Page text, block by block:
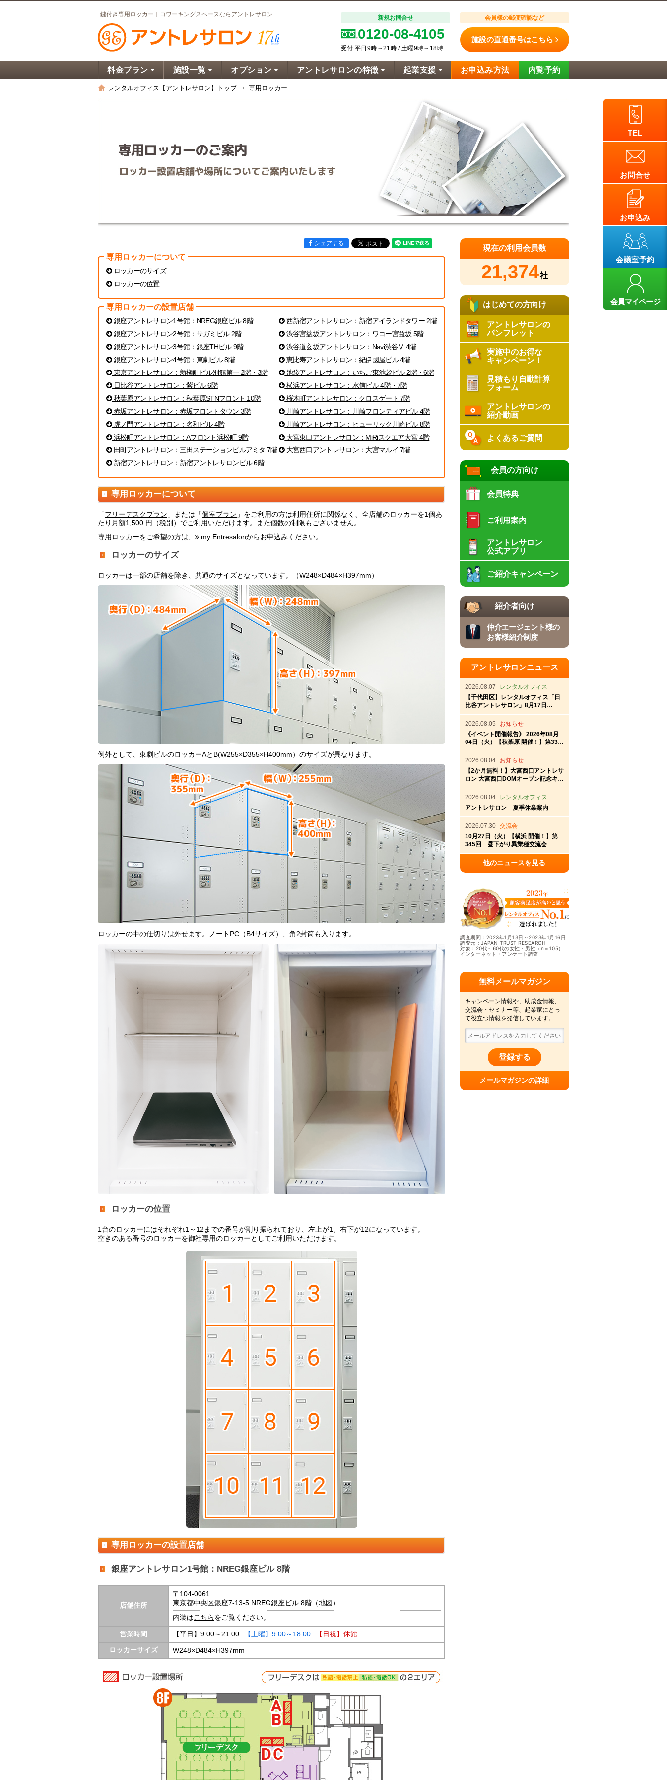
鍵付き専用ロッカー｜コワーキングスペースならアントレサロン 新規お問合せ
0120-08-4105
受付 平日9時～21時 / 土曜9時～18時
会員様の郵便確認など
施設の直通番号はこちら
料金プラン 施設一覧 オプション アントレサロンの特徴 起業支援 お申込み方法 内覧予約
レンタルオフィス【アントレサロン】トップ 専用ロッカー
シェアする
専用ロッカーについて
ロッカーのサイズ
ロッカーの位置
専用ロッカーの設置店舗
銀座アントレサロン1号館：NREG銀座ビル 8階
銀座アントレサロン2号館：サガミビル 2階
銀座アントレサロン3号館：銀座THビル 9階
銀座アントレサロン4号館：東劇ビル 8階
東京アントレサロン：新槇町ビル別館第一 2階・3階
日比谷アントレサロン：紫ビル 6階
秋葉原アントレサロン：秋葉原STNフロント 10階
赤坂アントレサロン：赤坂フロントタウン 3階
虎ノ門アントレサロン：名和ビル 4階
浜松町アントレサロン：Aフロント浜松町 9階
田町アントレサロン：三田ステーションビルアミタ 7階
新宿アントレサロン：新宿アントレサロンビル 6階
西新宿アントレサロン：新宿アイランドタワー 2階
渋谷宮益坂アントレサロン：ワコー宮益坂 5階
渋谷道玄坂アントレサロン：Navi渋谷Ⅴ 4階
恵比寿アントレサロン：紀伊國屋ビル 4階
池袋アントレサロン：いちご東池袋ビル 2階・6階
横浜アントレサロン：水信ビル 4階・7階
桜木町アントレサロン：クロスゲート 7階
川崎アントレサロン：川崎フロンティアビル 4階
川崎アントレサロン：ヒューリック川崎ビル 8階
大宮東口アントレサロン：MiRiスクエア大宮 4階
大宮西口アントレサロン：大宮マルイ 7階
専用ロッカーについて
「 フリーデスクプラン 」または「 個室プラン 」をご利用の方は利用住所に関係なく、全店舗のロッカーを1個あ
たり月額1,500 円（税別）でご利用いただけます。また個数の制限もございません。
専用ロッカーをご希望の方は、
my Entresalonからお申込みください。
ロッカーのサイズ
ロッカーは一部の店舗を除き、共通のサイズとなっています。（W248×D484×H397mm）
例外として、東劇ビルのロッカーAとB(W255×D355×H400mm）のサイズが異なります。
ロッカーの中の仕切りは外せます。ノートPC（B4サイズ）、角2封筒も入ります。
ロッカーの位置
1台のロッカーにはそれぞれ1～12までの番号が割り振られており、左上が1、右下が12になっています。
空きのある番号のロッカーを御社専用のロッカーとしてご利用いただけます。
専用ロッカーの設置店舗
銀座アントレサロン1号館：NREG銀座ビル 8階
店舗住所
〒104-0061
東京都中央区銀座7-13-5 NREG銀座ビル 8階（地図 ）
内装はこちら をご覧ください。
営業時間 【平日】9:00～21:00 【土曜】9:00～18:00 【日祝】休館
ロッカーサイズ W248×D484×H397mm
現在の利用会員数
21,374社
はじめての方向け
アントレサロンの
パンフレット
実施中のお得な
キャンペーン！
見積もり自動計算
フォーム
アントレサロンの
紹介動画
よくあるご質問
会員の方向け
会員特典
ご利用案内
アントレサロン
公式アプリ
ご紹介キャンペーン
紹介者向け
仲介エージェント様の
お客様紹介制度
アントレサロンニュース
2026.08.07
レンタルオフィス
【千代田区】レンタルオフィス「日
比谷アントレサロン」8月17日
（月）OPEN！
2026.08.05
お知らせ
《イベント開催報告》 2026年08月
04日（火）【秋葉原 開催！】第337
回秋葉原アントレ交流会
2026.08.04
お知らせ
【2か月無料！】大宮西口アントレサ
ロン 大宮西口DOMオープン記念キャ
ンペーン
2026.08.04
レンタルオフィス
アントレサロン 夏季休業案内
2026.07.30 交流会
10月27日（火）【横浜 開催！】第
345回 昼下がり異業種交流会
他のニュースを見る
調査期間：2023年1月13日～2023年1月16日
調査元：JAPAN TRUST RESEARCH
対象：20代～60代の女性・男性（n＝105）
インターネット・アンケート調査
無料メールマガジン
キャンペーン情報や、助成金情報、
交流会・セミナー等、起業家にとっ
て役立つ情報を発信しています。
登録する
メールマガジンの詳細
TEL
お問合せ
お申込み
会議室予約
会員マイページ